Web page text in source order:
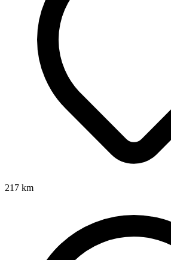
217 km